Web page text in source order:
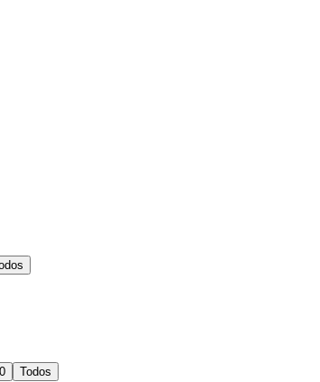
Todos